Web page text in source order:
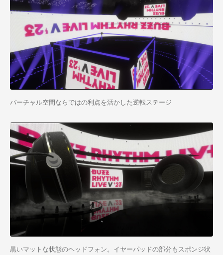
バーチャル空間ならではの利点を活かした逆転ステージ
黒いマットな状態のヘッドフォン。イヤーパッドの部分もスポンジ状